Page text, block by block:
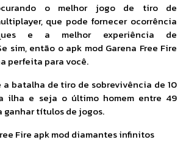
o melhor jogo de tiro de
que pode fornecer ocorrência
e a melhor experiência de
sim, então o apk mod Garena Free Fire
perfeita para você.
batalha de tiro de sobrevivência de 10
ilha e seja o último homem entre 49
ganhar títulos de jogos.